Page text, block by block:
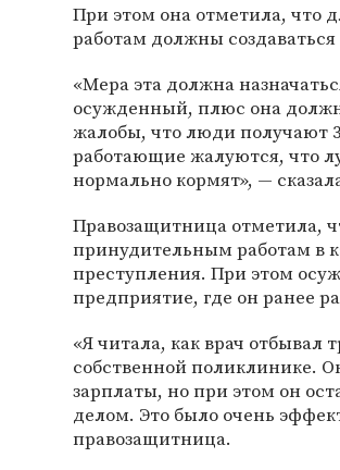
При этом она отметила, что
работам должны
«Мера эта должна
осужденный, плюс она
жалобы, что люди получают
работающие жалуются, что
нормально кормят», —
Правозащитница отметила,
принудительным работам в
преступления. При этом
предприятие, где он ранее
«Я читала, как врач отбывал
собственной поликлинике.
зарплаты, но при этом он
делом. Это было очень
правозащитница.